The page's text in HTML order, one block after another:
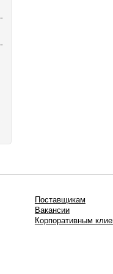
Поставщикам
Вакансии
Корпоративным